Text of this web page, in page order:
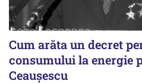
Cum arăta un decret
consumului la energie
Ceaușescu